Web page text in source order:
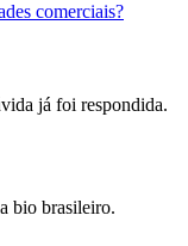
comerciais?
já foi respondida.
bio brasileiro.